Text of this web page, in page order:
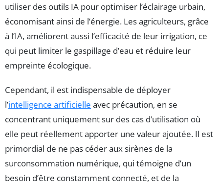
utiliser des outils IA pour optimiser l’éclairage urbain,
économisant ainsi de l’énergie. Les agriculteurs, grâce
à l’IA, améliorent aussi l’efficacité de leur irrigation, ce
qui peut limiter le gaspillage d’eau et réduire leur
empreinte écologique.
Cependant, il est indispensable de déployer
l’intelligence artificielle avec précaution, en se
concentrant uniquement sur des cas d’utilisation où
elle peut réellement apporter une valeur ajoutée. Il est
primordial de ne pas céder aux sirènes de la
surconsommation numérique, qui témoigne d’un
besoin d’être constamment connecté, et de la